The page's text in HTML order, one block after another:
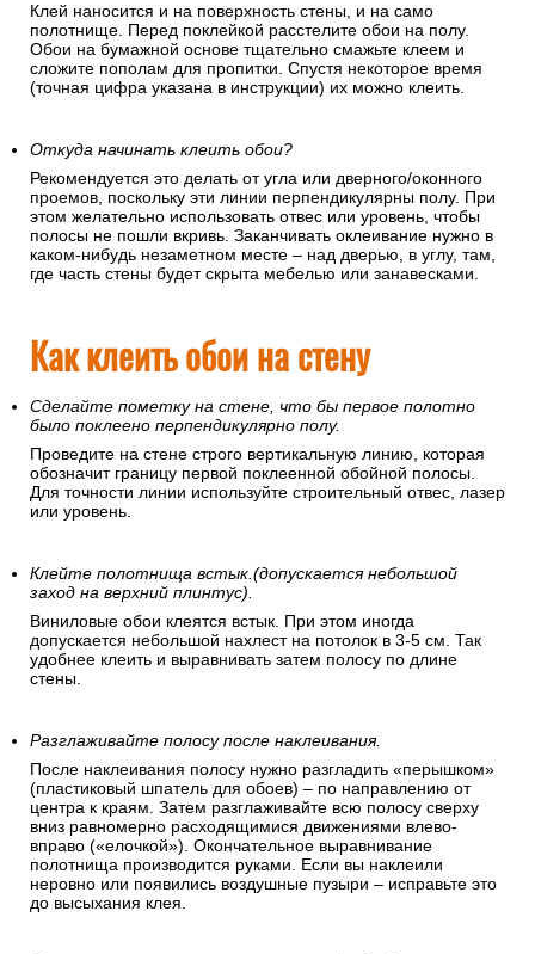
Клей наносится и на поверхность стены, и на само
полотнище. Перед поклейкой расстелите обои на полу.
Обои на бумажной основе тщательно смажьте клеем и
сложите пополам для пропитки. Спустя некоторое время
(точная цифра указана в инструкции) их можно клеить.
Откуда начинать клеить обои?
Рекомендуется это делать от угла или дверного/оконного
проемов, поскольку эти линии перпендикулярны полу. При
этом желательно использовать отвес или уровень, чтобы
полосы не пошли вкривь. Заканчивать оклеивание нужно в
каком-нибудь незаметном месте – над дверью, в углу, там,
где часть стены будет скрыта мебелью или занавесками.
Как клеить обои на стену
Сделайте пометку на стене, что бы первое полотно
было поклеено перпендикулярно полу.
Проведите на стене строго вертикальную линию, которая
обозначит границу первой поклеенной обойной полосы.
Для точности линии используйте строительный отвес, лазер
или уровень.
Клейте полотнища встык.(допускается небольшой
заход на верхний плинтус).
Виниловые обои клеятся встык. При этом иногда
допускается небольшой нахлест на потолок в 3-5 см. Так
удобнее клеить и выравнивать затем полосу по длине
стены.
Разглаживайте полосу после наклеивания.
После наклеивания полосу нужно разгладить «перышком»
(пластиковый шпатель для обоев) – по направлению от
центра к краям. Затем разглаживайте всю полосу сверху
вниз равномерно расходящимися движениями влево-
вправо («елочкой»). Окончательное выравнивание
полотнища производится руками. Если вы наклеили
неровно или появились воздушные пузыри – исправьте это
до высыхания клея.